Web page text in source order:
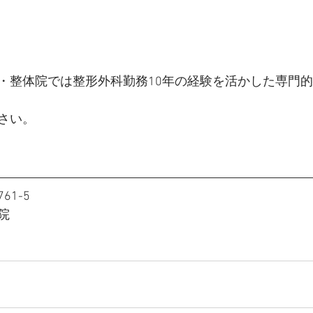
整体院では整形外科勤務10年の経験を活かした専門
い。
5